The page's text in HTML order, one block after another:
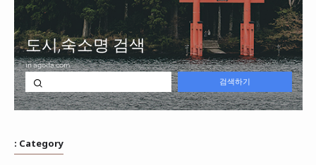
: Category